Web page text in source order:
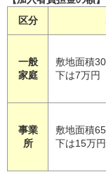
区分
一般
家庭
敷地面積
下は7万円
事業
所
敷地面積
下は15万円